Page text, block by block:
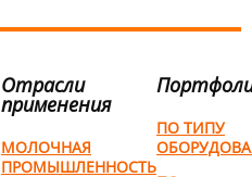
Отрасли
применения
МОЛОЧНАЯ
ПРОМЫШЛЕННОСТЬ
ПО ТИПУ